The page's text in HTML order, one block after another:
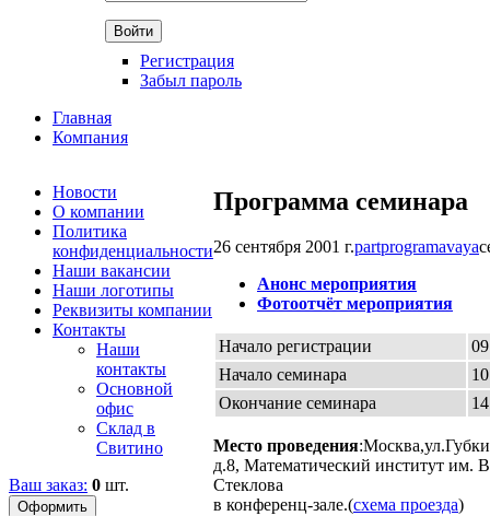
Регистрация
Забыл пароль
Главная
Компания
Новости
О компании
Политика
конфиденциальности
Наши вакансии
Наши логотипы
Реквизиты компании
Контакты
Наши
контакты
Основной
офис
Склад в
Свитино
Ваш заказ: 0 шт.
Программа семинара
26 сентября 2001 г.partprogramavaya
Анонс мероприятия
Фотоотчёт мероприятия
Начало регистрации
Начало семинара
Окончание семинара
Место проведения
д.8, Математический институт им.
Стеклова
в конференц-зале.(схема проезда)